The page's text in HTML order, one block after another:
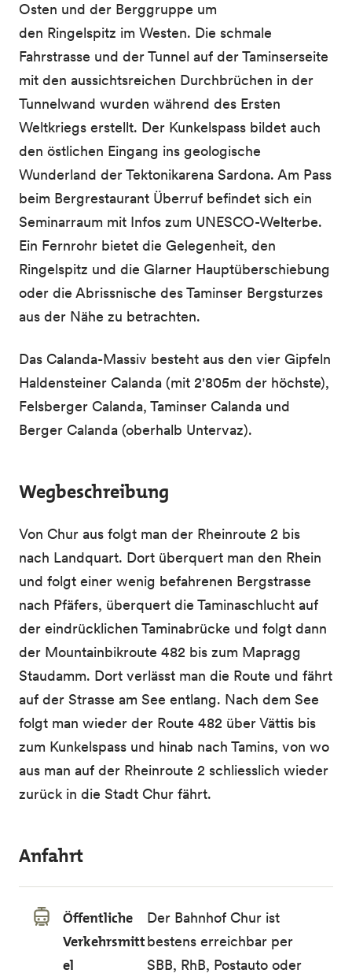
Osten und der Berggruppe um
den Ringelspitz im Westen. Die schmale
Fahrstrasse und der Tunnel auf der Taminserseite
mit den aussichtsreichen Durchbrüchen in der
Tunnelwand wurden während des Ersten
Weltkriegs erstellt. Der Kunkelspass bildet auch
den östlichen Eingang ins geologische
Wunderland der Tektonikarena Sardona. Am Pass
beim Bergrestaurant Überruf befindet sich ein
Seminarraum mit Infos zum UNESCO-Welterbe.
Ein Fernrohr bietet die Gelegenheit, den
Ringelspitz und die Glarner Hauptüberschiebung
oder die Abrissnische des Taminser Bergsturzes
aus der Nähe zu betrachten.
Das Calanda-Massiv besteht aus den vier Gipfeln
Haldensteiner Calanda (mit 2'805m der höchste),
Felsberger Calanda, Taminser Calanda und
Berger Calanda (oberhalb Untervaz).
Wegbeschreibung
Von Chur aus folgt man der Rheinroute 2 bis
nach Landquart. Dort überquert man den Rhein
und folgt einer wenig befahrenen Bergstrasse
nach Pfäfers, überquert die Taminaschlucht auf
der eindrücklichen Taminabrücke und folgt dann
der Mountainbikroute 482 bis zum Mapragg
Staudamm. Dort verlässt man die Route und fährt
auf der Strasse am See entlang. Nach dem See
folgt man wieder der Route 482 über Vättis bis
zum Kunkelspass und hinab nach Tamins, von wo
aus man auf der Rheinroute 2 schliesslich wieder
zurück in die Stadt Chur fährt.
Anfahrt
Öffentliche
Verkehrsmitt
el
Der Bahnhof Chur ist
bestens erreichbar per
SBB, RhB, Postauto oder